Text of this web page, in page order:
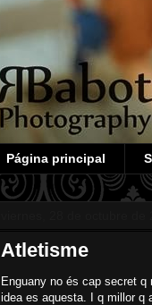
Página principal
Atletisme
Enguany no és cap secret
idea es aquesta. I q millor q